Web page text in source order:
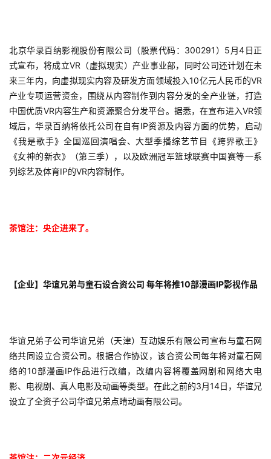
北京华录百纳影视股份有限公司（股票代码：300291）5月4日正
式宣布，将成立VR（虚拟现实）产业事业部，同时公司还计划在未
来三年内，向虚拟现实内容及研发方面领域投入10亿元人民币的VR
产业专项运营资金，围绕从内容制作到内容分发的全产业链，打造
中国优质VR内容生产和资源聚合分发平台。据悉，在宣布进入VR领
域后，华录百纳将依托公司在自有IP资源及内容方面的优势，启动
《我是歌手》全国巡回演唱会、大型季播综艺节目《跨界歌王》
《女神的新衣》（第三季），以及欧洲冠军篮球联赛中国赛等一系
列综艺及体育IP的VR内容制作。
茶馆注：央企进来了。
【企业】华谊兄弟与童石设合资公司 每年将推10部漫画IP影视作品
华谊兄弟子公司华谊兄弟（天津）互动娱乐有限公司宣布与童石网
络共同设立合资公司。根据合作协议，该合资公司每年将对童石网
络的10部漫画IP作品进行改编，改编内容将覆盖网剧和网络大电
影、电视剧、真人电影及动画等类型。在此之前的3月14日，华谊兄
设立了全资子公司华谊兄弟点睛动画有限公司。